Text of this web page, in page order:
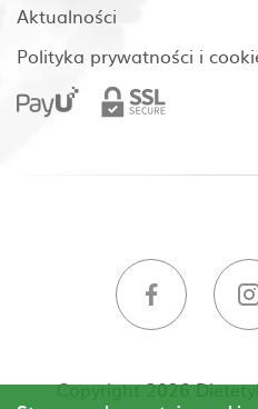
Aktualności
Polityka prywatności i
Copyright 2026